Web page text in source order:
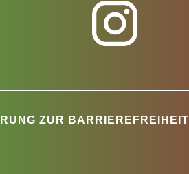
ZUR BARRIEREFREIHEIT